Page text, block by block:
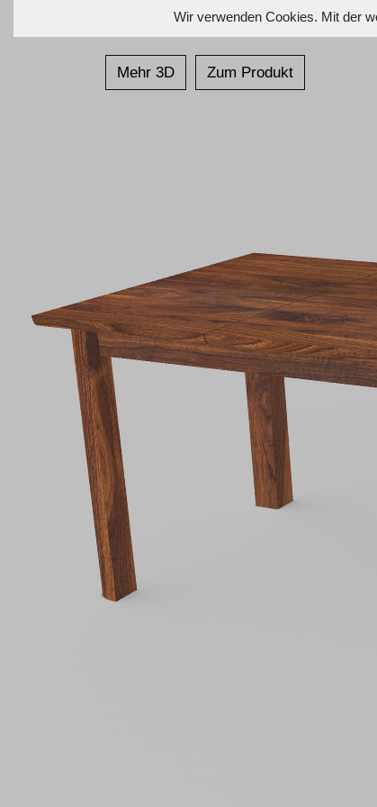
Wir verwenden Cookies. Mit der
Mehr 3D Zum Produkt